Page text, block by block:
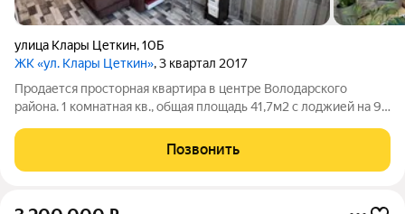
улица Клары Цеткин,10Б
ЖК «ул. Клары Цеткин», 3 квартал 2017
Продается просторная квартира в центре Володарского
района. 1 комнатная кв., общая площадь 41,7м2 с лоджией на 9
комфортной жизни. Параметры: - Большая кухня (12 м2) с
выходом на лоджию (2,9м2) -
Позвонить